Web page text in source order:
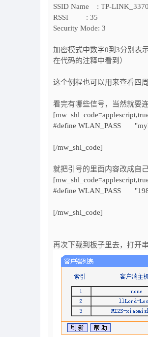
SSID Name : TP-
RSSI : 35
Security Mode: 3
加密模式中数字0到3分别表
在代码的注释中看到）
这个例程也可以用来查看四
看完有哪些信号，当然就要
#define WLAN_PASS
[/mw_shl_code]
就把引号的里面内容改成自
#define WLAN_PASS
[/mw_shl_code]
再次下载到板子里去，打开